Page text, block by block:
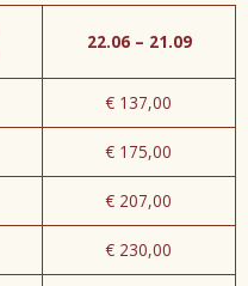
22.06 – 21.09
€ 137,00
€ 175,00
€ 207,00
€ 230,00